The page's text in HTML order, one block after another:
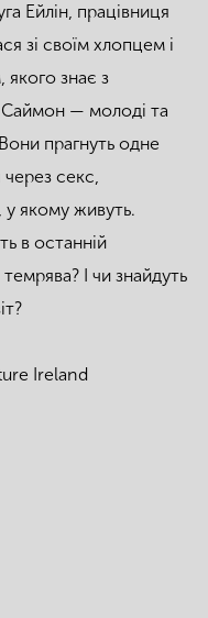
Ейлін, працівниця
зі своїм хлопцем і
якого знає з
Саймон — молоді та
прагнуть одне
секс,
у якому живуть.
в останній
І чи знайдуть
Ireland